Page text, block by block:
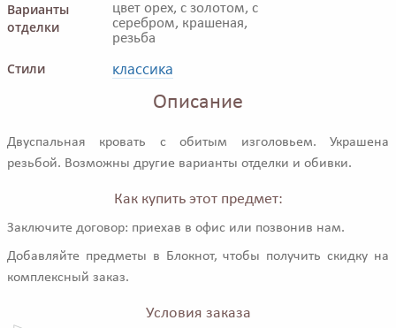
Варианты
отделки
цвет орех, с золотом, с
серебром, крашеная,
резьба
Стили классика
Описание
Двуспальная кровать с обитым изголовьем. Украшена
резьбой. Возможны другие варианты отделки и обивки.
Как купить этот предмет:
Заключите договор: приехав в офис или позвонив нам.
Добавляйте предметы в Блокнот, чтобы получить скидку на
комплексный заказ.
Условия заказа